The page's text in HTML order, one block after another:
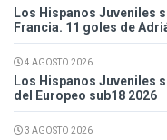
Los Hispanos Juveniles
Francia. 11 goles de
4 AGOSTO 2026
Los Hispanos Juveniles
del Europeo sub18 2026
3 AGOSTO 2026